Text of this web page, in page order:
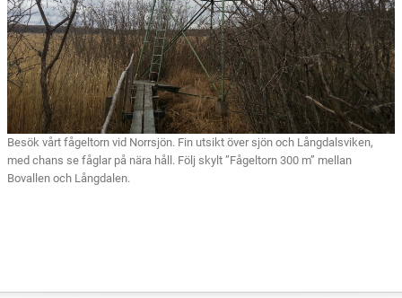
Besök vårt fågeltorn vid Norrsjön. Fin utsikt över sjön och Långdalsviken,
med chans se fåglar på nära håll. Följ skylt ”Fågeltorn 300 m” mellan
Bovallen och Långdalen.